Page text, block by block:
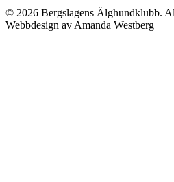
© 2026 Bergslagens Älghundklubb.
Webbdesign av Amanda Westberg